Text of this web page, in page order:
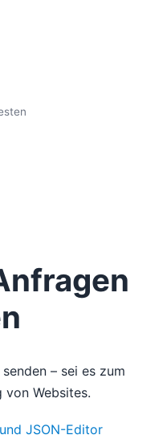
– sei es zum
von Websites.
JSON-Editor